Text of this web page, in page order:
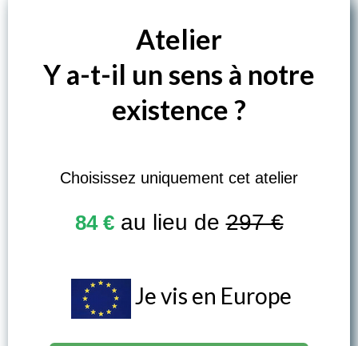
Atelier
Y a-t-il un sens à notre
existence ?
Choisissez uniquement cet atelier
84 € au lieu de297 €
Je vis en Europe